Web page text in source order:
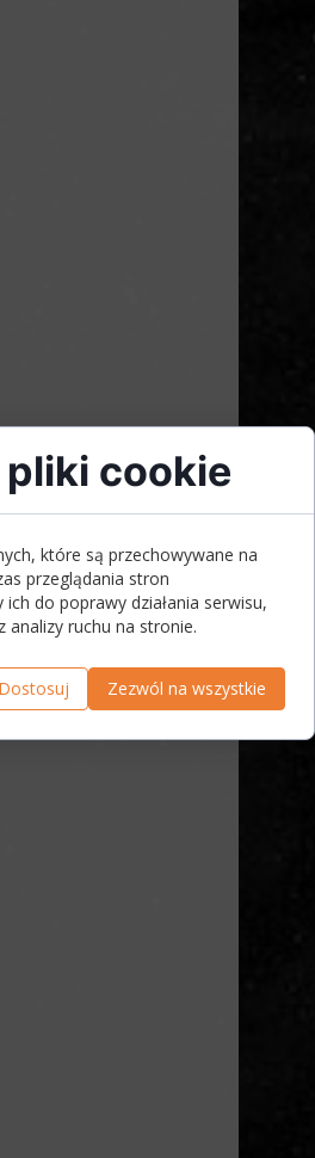
cookie
które są przechowywane na
przeglądania stron
do poprawy działania serwisu,
analizy ruchu na stronie.
Dostosuj Zezwól na wszystkie